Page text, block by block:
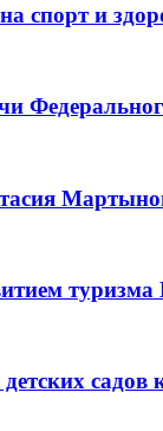
спорт и
садов